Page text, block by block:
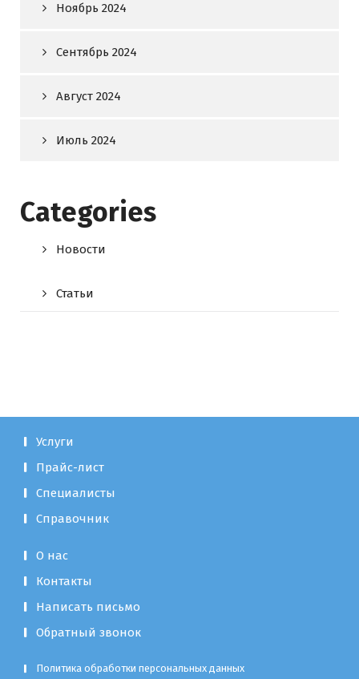
Ноябрь 2024
Сентябрь 2024
Август 2024
Июль 2024
Categories
Новости
Статьи
Услуги
Прайс-лист
Специалисты
Справочник
О нас
Контакты
Написать письмо
Обратный звонок
Политика обработки персональных данных